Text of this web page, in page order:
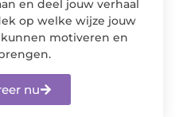
en deel jouw verhaal
op welke wijze jouw
motiveren en
nu